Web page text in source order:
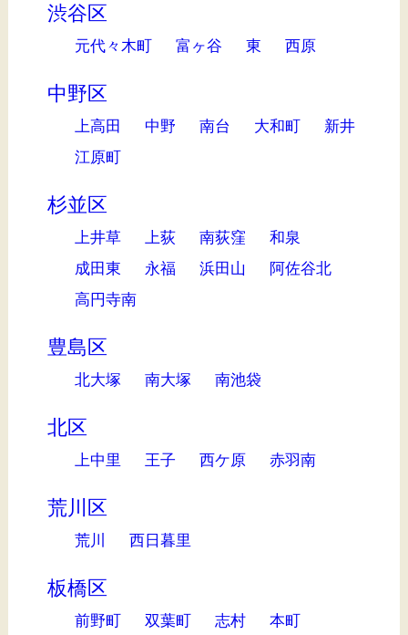
渋谷区
元代々木町 富ヶ谷 東 西原
中野区
上高田 中野 南台 大和町
新井
江原町
杉並区
上井草 上荻 南荻窪
和泉
成田東
永福 浜田山
阿佐谷北
高円寺南
豊島区
北大塚 南大塚 南池袋
北区
上中里 王子 西ケ原 赤羽南
荒川区
荒川 西日暮里
板橋区
前野町 双葉町 志村
本町